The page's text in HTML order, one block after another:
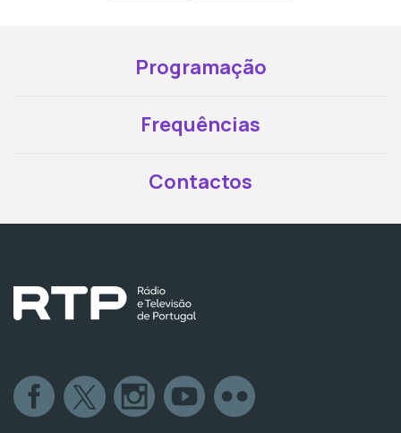
Programação
Frequências
Contactos